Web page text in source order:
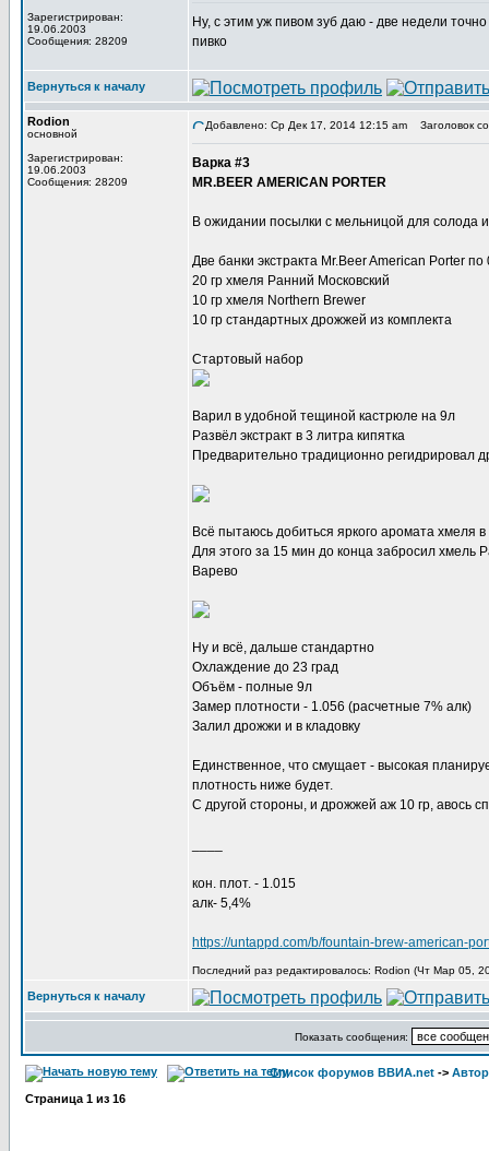
Зарегистрирован:
19.06.2003
Сообщения: 28209
Ну, с этим уж пивом зуб даю - две недели
пивко
Вернуться к началу
Rodion
основной
Зарегистрирован:
19.06.2003
Сообщения: 28209
Добавлено: Ср Дек 17, 2014 12:15 am Заголовок
Варка #3
MR.BEER AMERICAN PORTER
В ожидании посылки с мельницой для солода
Две банки экстракта Mr.Beer American Porter по
20 гр хмеля Ранний Московский
10 гр хмеля Northern Brewer
10 гр стандартных дрожжей из комплекта
Стартовый набор
Варил в удобной тещиной кастрюле на 9л
Развёл экстракт в 3 литра кипятка
Предварительно традиционно регидрировал
Всё пытаюсь добиться яркого аромата хмеля
Для этого за 15 мин до конца забросил хмель
Варево
Ну и всё, дальше стандартно
Охлаждение до 23 град
Объём - полные 9л
Замер плотности - 1.056 (расчетные 7% алк)
Залил дрожжи и в кладовку
Единственное, что смущает - высокая
плотность ниже будет.
С другой стороны, и дрожжей аж 10 гр, авось
кон. плот. - 1.015
алк- 5,4%
https://untappd.com/b/fountain-brew-american-
Последний раз редактировалось: Rodion (Чт Мар 05,
Вернуться к началу
Показать сообщения:
Список форумов ВВИА.net ->
Страница 1 из 16